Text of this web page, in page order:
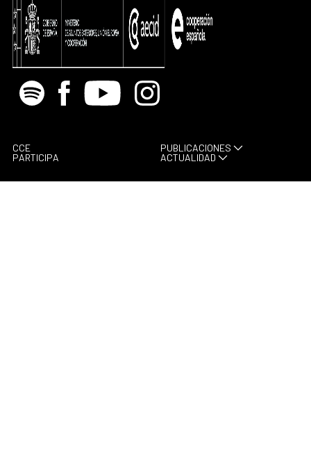
Spotify Facebook
Youtube Instagram
CCE
PARTICIPA
PUBLICACIONES
ACTUALIDAD